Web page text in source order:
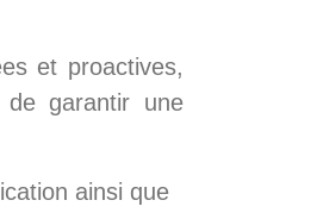
et proactives,
de garantir une
ainsi que